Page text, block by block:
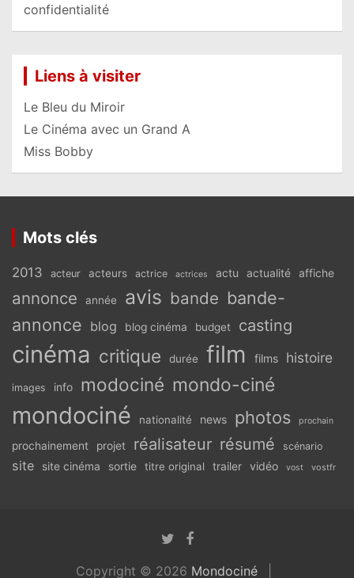
confidentialité
Liens à visiter
Le Bleu du Miroir
Le Cinéma avec un Grand A
Miss Bobby
Mots clés
2013 acteur acteurs actrice actrices actu actualité affiche
annonce année avis bande bande-
annonce blog blog cinéma budget casting
cinéma critique durée film films histoire
images info modociné mondo-ciné
mondociné nationalité news photos prochain
prochainement projet réalisateur résumé scénario
site site cinéma sortie titre original trailer vidéo vost vostfr
Copyright © 2026 Mondociné